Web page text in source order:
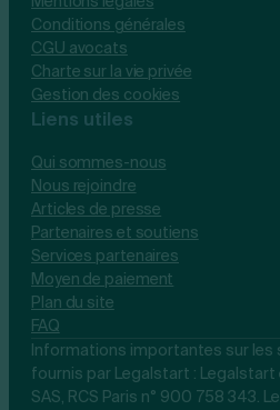
Conditions générales
CGU avocats
Charte sur la vie privée
Gestion des cookies
Liens utiles
Qui sommes-nous
Nous rejoindre
Articles de presse
Partenaires et soutiens
Services partenaires
Moyen de paiement
Plan du site
FAQ
Informations importantes sur les
fournis par Legalstart :
SAS, RCS Paris n° 900 758 343.